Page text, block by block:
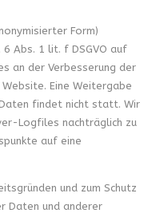
Form)
Abs. 1 lit. f DSGVO auf
an der Verbesserung der
Eine Weitergabe
findet nicht statt. Wir
Logfiles nachträglich zu
auf eine
und zum Schutz
Daten und anderer